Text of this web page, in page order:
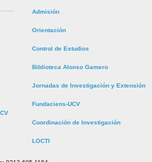
Admisión
Orientación
Control de Estudios
Biblioteca Alonso Gamero
Jornadas de Investigación y Extensión
Fundaciens-UCV
Coordinación de Investigación
LOCTI